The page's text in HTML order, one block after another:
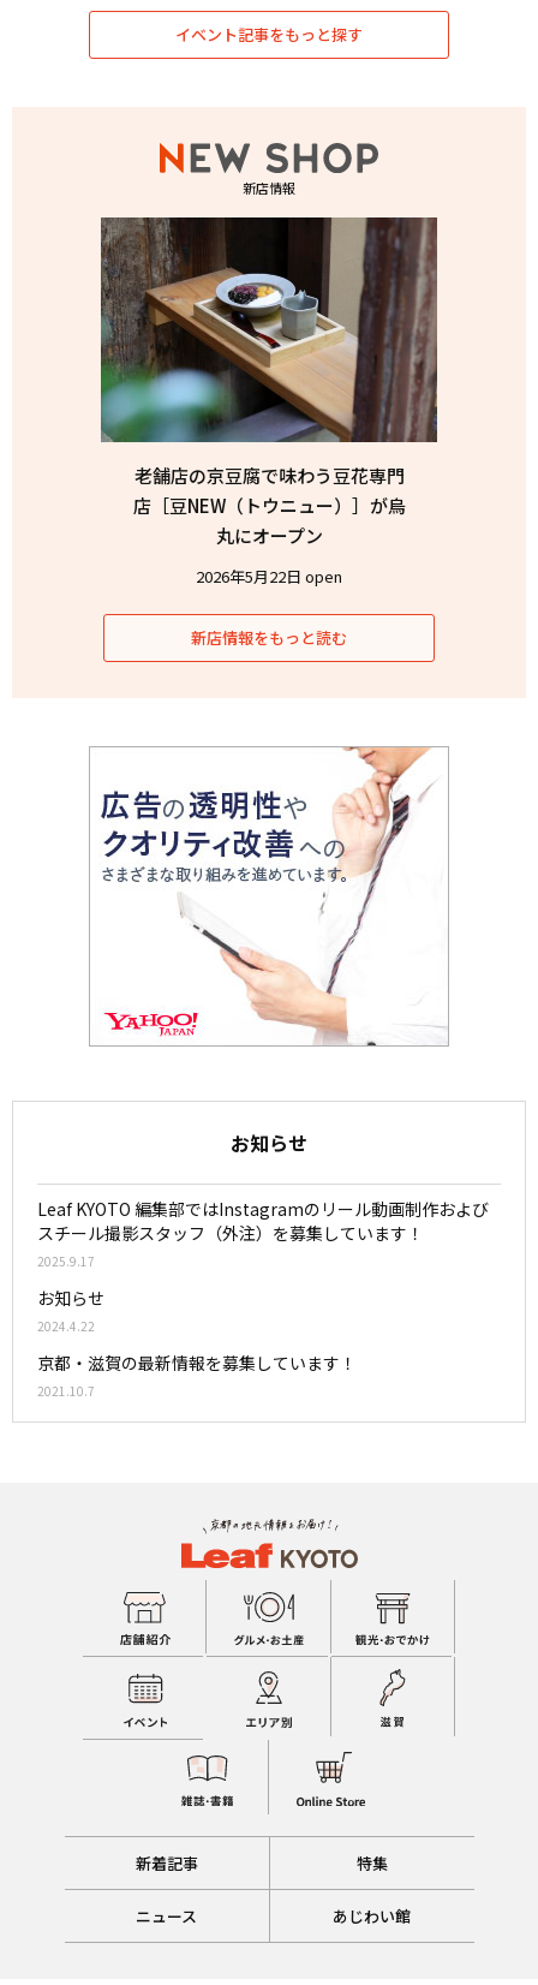
イベント記事をもっと探す
新店情報
老舗店の京豆腐で味わう豆花専門
店［豆NEW（トウニュー）］が烏
丸にオープン
2026年5月22日 open
新店情報をもっと読む
お知らせ
Leaf KYOTO 編集部ではInstagramのリール動画制作および
スチール撮影スタッフ（外注）を募集しています！
2025.9.17
お知らせ
2024.4.22
京都・滋賀の最新情報を募集しています！
2021.10.7
新着記事 特集
ニュース あじわい館